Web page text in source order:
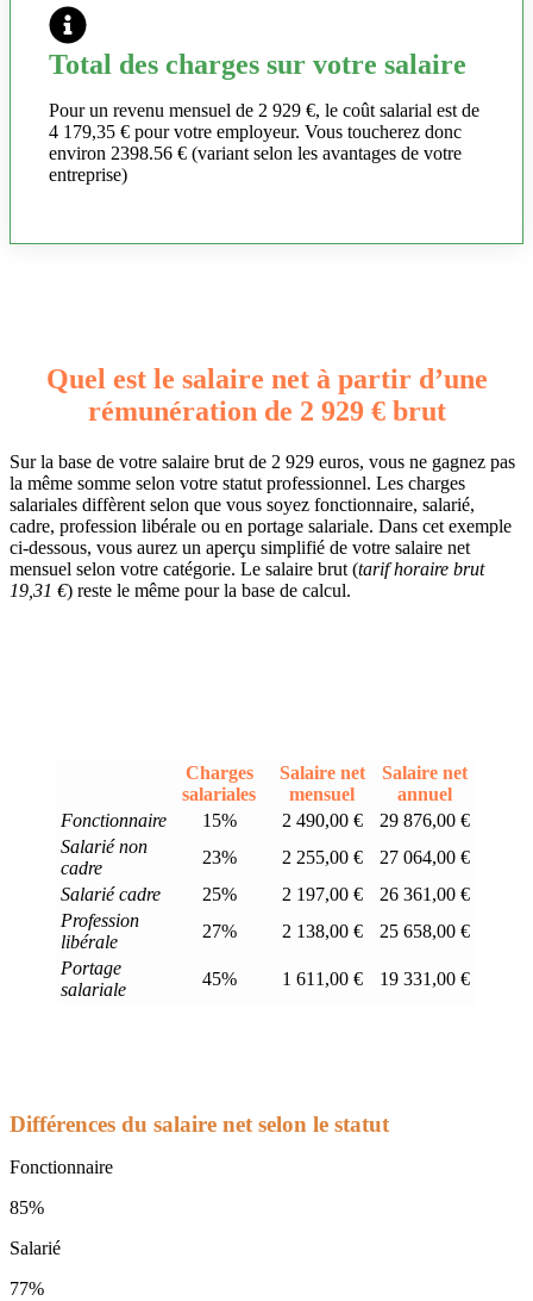
Total des charges sur votre salaire
Pour un revenu mensuel de 2 929 €, le coût salarial est de
4 179,35 € pour votre employeur. Vous toucherez donc
environ 2398.56 € (variant selon les avantages de votre
entreprise)
Quel est le salaire net à partir d’une
rémunération de 2 929 € brut
Sur la base de votre salaire brut de 2 929 euros, vous ne gagnez pas
la même somme selon votre statut professionnel. Les charges
salariales diffèrent selon que vous soyez fonctionnaire, salarié,
cadre, profession libérale ou en portage salariale. Dans cet exemple
ci-dessous, vous aurez un aperçu simplifié de votre salaire net
mensuel selon votre catégorie. Le salaire brut (tarif horaire brut
19,31 €) reste le même pour la base de calcul.
Charges
salariales
Salaire net
mensuel
Salaire net
annuel
Fonctionnaire
15% 2 490,00 €
29 876,00 €
Salarié non
cadre
23% 2 255,00 €
27 064,00 €
Salarié cadre
25% 2 197,00 €
26 361,00 €
Profession
libérale
27% 2 138,00 €
25 658,00 €
Portage
salariale
45% 1 611,00 € 19 331,00 €
Différences du salaire net selon le statut
Fonctionnaire
85%
Salarié
77%